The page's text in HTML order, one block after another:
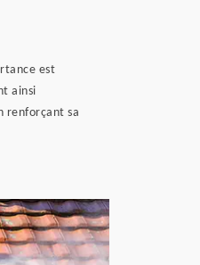
est
ainsi
renforçant sa